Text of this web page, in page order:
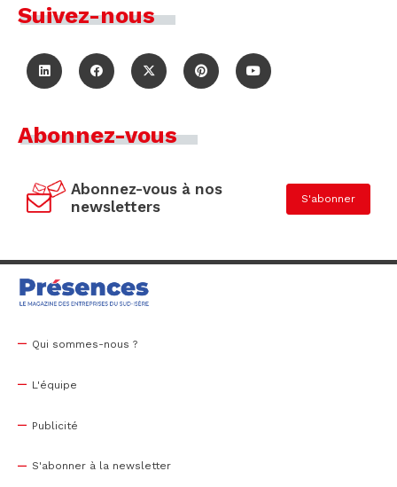
Suivez-nous
Abonnez-vous
Abonnez-vous à nos
newsletters
S'abonner
Qui sommes-nous ?
L'équipe
Publicité
S'abonner à la newsletter